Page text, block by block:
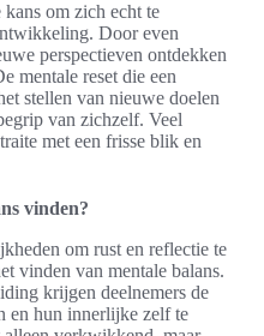
kans om zich echt te
Door even
perspectieven ontdekken
mentale reset die een
stellen van nieuwe doelen
van zichzelf. Veel
met een frisse blik en
vinden?
om rust en reflectie te
vinden van mentale balans.
krijgen deelnemers de
en hun innerlijke zelf te